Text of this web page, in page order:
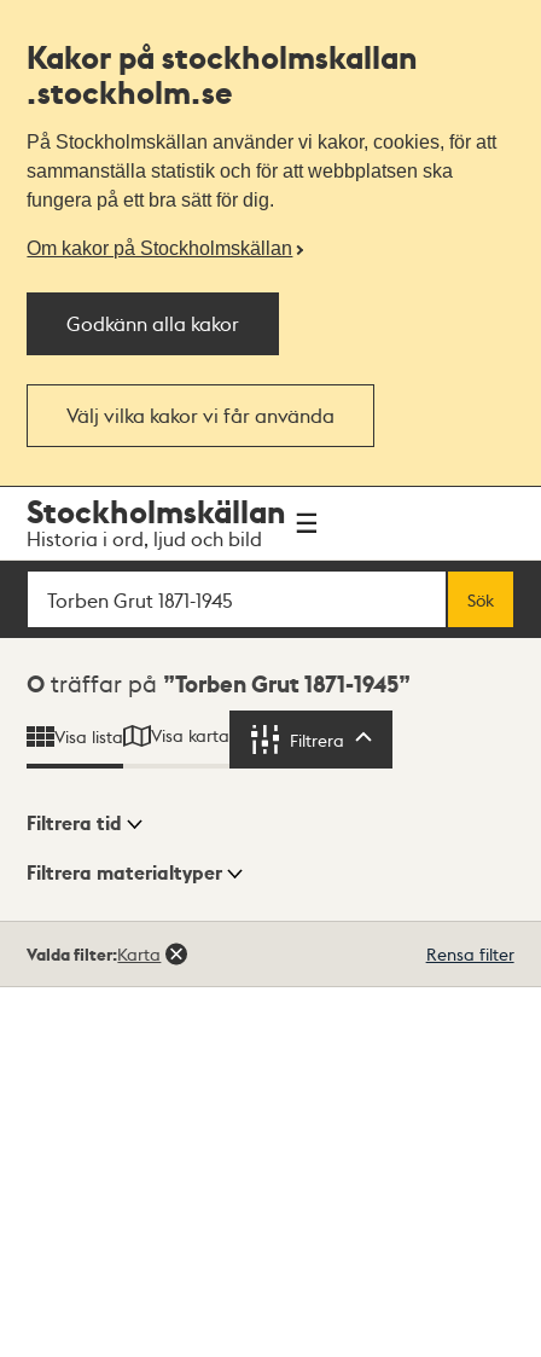
Kakor på stockholmskallan
.stockholm.se
På Stockholmskällan använder vi kakor, cookies, för att
sammanställa statistik och för att webbplatsen ska
fungera på ett bra sätt för dig.
Om kakor på Stockholmskällan
Godkänn alla kakor
Välj vilka kakor vi får använda
navigationen
huvudinnehållet
Stockholmskällan
Historia i ord, ljud och bild
Sök
Sök
Sökresultat
0 träffar på Torben Grut 1871-1945
Visa lista Visa karta Filtrera
Visningsläge
Filtrera tid
Filtrera materialtyper
träffar
Valda filter:Karta Rensa filter